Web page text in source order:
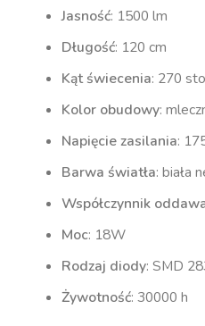
Jasność: 1500 lm
Długość: 120 cm
Kąt świecenia: 270
Kolor obudowy:
Napięcie zasilania:
Barwa światła: biała
Współczynnik
Moc: 18W
Rodzaj diody: SMD
Żywotność: 30000 h